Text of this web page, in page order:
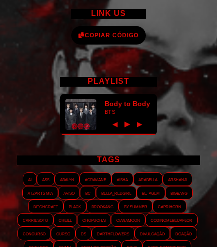
LINK US
COPIAR CÓDIGO
PLAYLIST
Body to Body
BTS
◀ ► ▶
TAGS
AI ASS Abalyn Agraviane Aisha Arabella
Arshanji
Atzarts Mia
Aviso BC Bella_RedGirl Betagem
Bigbang
Bitchcraft
Black Brookang By.summer
Caprihorn
Carriesoto
Cheill Chopuchai Cianamoon
Codinomebeijaflor
Concurso
Curso DS Darthflowers Divulgação
Doação